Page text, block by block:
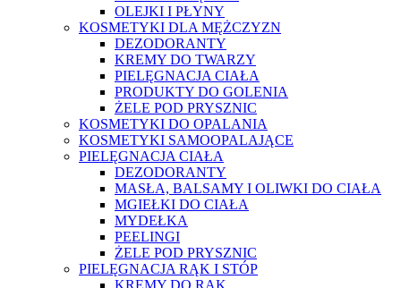
OLEJKI I PŁYNY
KOSMETYKI DLA MĘŻCZYZN
DEZODORANTY
KREMY DO TWARZY
PIELĘGNACJA CIAŁA
PRODUKTY DO GOLENIA
ŻELE POD PRYSZNIC
KOSMETYKI DO OPALANIA
KOSMETYKI SAMOOPALAJĄCE
PIELĘGNACJA CIAŁA
DEZODORANTY
MASŁA, BALSAMY I OLIWKI DO CIAŁA
MGIEŁKI DO CIAŁA
MYDEŁKA
PEELINGI
ŻELE POD PRYSZNIC
PIELĘGNACJA RĄK I STÓP
KREMY DO RĄK